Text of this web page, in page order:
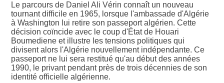
Le parcours de Daniel Ali Vérin connaît un nouveau
tournant difficile en 1965, lorsque l'ambassade d'Algérie
à Washington lui retire son passeport algérien. Cette
décision coïncide avec le coup d'État de Houari
Boumediene et illustre les tensions politiques qui
divisent alors l'Algérie nouvellement indépendante. Ce
passeport ne lui sera restitué qu'au début des années
1990, le privant pendant près de trois décennies de son
identité officielle algérienne.